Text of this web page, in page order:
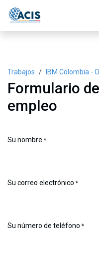
Trabajos IBM Colombia -
Formulario
empleo
Su nombre *
Su correo electrónico *
Su número de teléfono *